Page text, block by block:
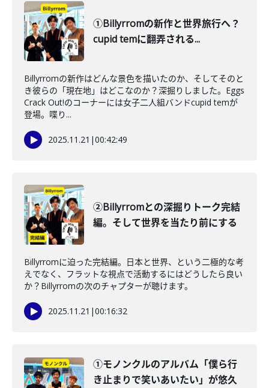
①Billyrromの新作と世界旅行へ？
cupid temに翻弄される...
Billyrromの新作はどんな景色を描いたのか、そしてそのと
き彼らの「現在地」はどこなのか？深掘りしました。Eggs
Crack Out!のコーナーには女子二人組バンドcupid temが
登場。喋り...
2025.11.21 |00:42:49
②Billyrromとの深掘りトーク完結
編。そして世界を当たり前にする
Billyrromに迫った完結編。日本と世界、という二極的な考
えでなく、フラットな視点で活動するにはどうしたら良い
か？Billyrromの次のチャプターが聴けます。
2025.11.21 |00:16:32
①モノンクルのアルバム「僕ら行
き止まりで笑いあいたい」が悠久